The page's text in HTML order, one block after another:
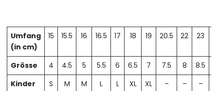
Umfang
(in cm)
15 15.5 16 16.5 17 18 19 20.5 22 23
Grösse 4 4.5 5 5.5 6 6.5 7 7.5 8 8.5
Kinder
S M M L L XL XL – – –